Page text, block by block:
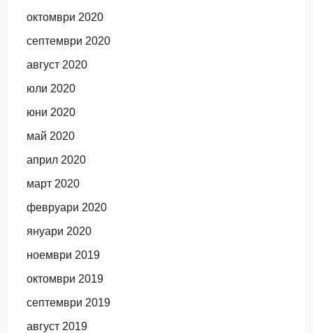
октомври 2020
септември 2020
август 2020
юли 2020
юни 2020
май 2020
април 2020
март 2020
февруари 2020
януари 2020
ноември 2019
октомври 2019
септември 2019
август 2019